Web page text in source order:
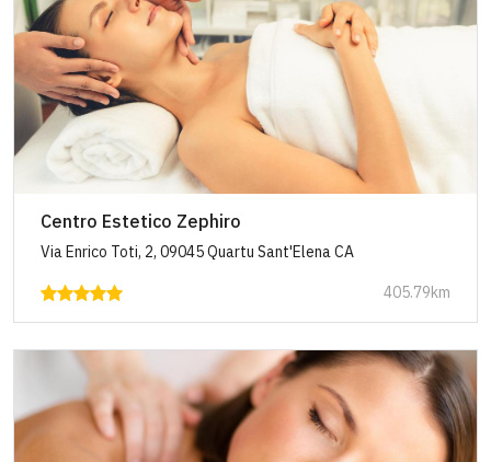
Centro Estetico Zephiro
Via Enrico Toti, 2, 09045 Quartu Sant'Elena CA
405.79km